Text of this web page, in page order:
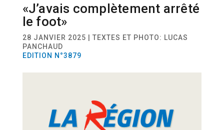
«J’avais complètement arrêté
le foot»
28 JANVIER 2025 | TEXTES ET PHOTO: LUCAS
PANCHAUD
EDITION N°3879